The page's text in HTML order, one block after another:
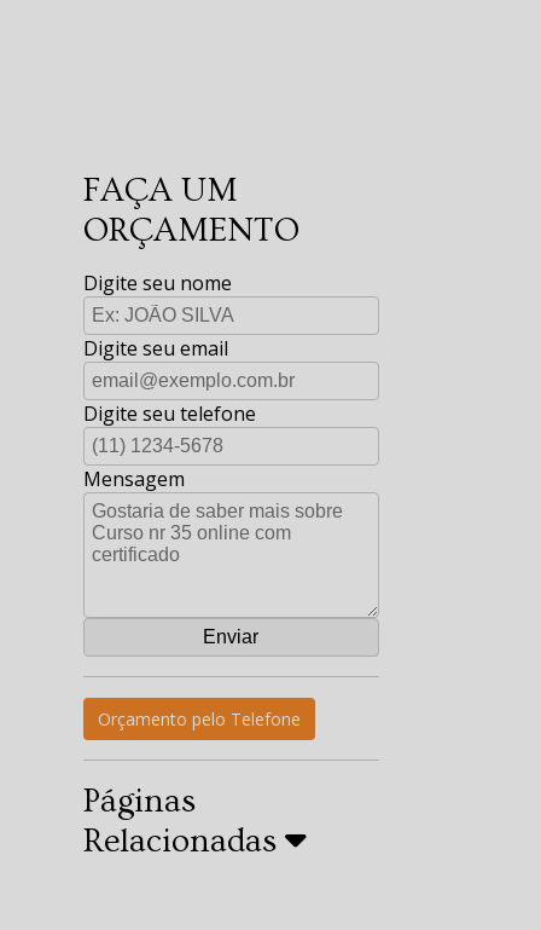
FAÇA UM
ORÇAMENTO
Digite seu nome
Digite seu email
Digite seu telefone
Mensagem
Orçamento pelo Telefone
Páginas
Relacionadas